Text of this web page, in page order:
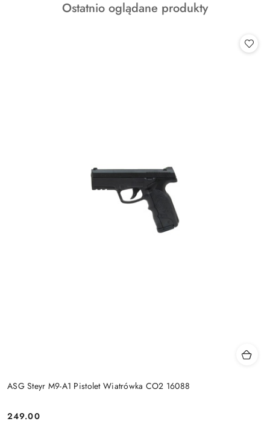
statusie:
Produkty
Ostatnio oglądane produkty
ASG Steyr M9-A1 Pistolet Wiatrówka CO2 16088
Cena:
249.00